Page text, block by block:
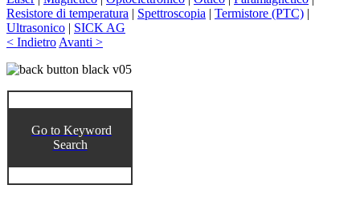
Resistore di temperatura | Spettroscopia | Termistore (PTC) |
Ultrasonico | SICK AG
< Indietro Avanti >
Go to Keyword
Search